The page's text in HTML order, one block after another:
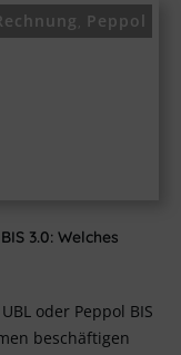
Peppol
3.0: Welches
oder Peppol BIS
beschäftigen